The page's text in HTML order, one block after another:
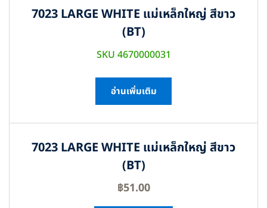
7023 LARGE WHITE แม่เหล็กใหญ่ สีขาว
(BT)
SKU 4670000031
อ่านเพิ่มเติม
7023 LARGE WHITE แม่เหล็กใหญ่ สีขาว
(BT)
฿51.00